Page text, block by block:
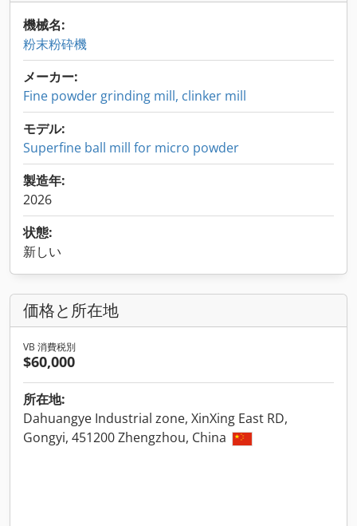
機械名:
粉末粉砕機
メーカー:
Fine powder grinding mill, clinker mill
モデル:
Superfine ball mill for micro powder
製造年:
2026
状態:
新しい
価格と所在地
VB 消費税別
$60,000
所在地:
Dahuangye Industrial zone, XinXing East RD,
Gongyi, 451200 Zhengzhou, China